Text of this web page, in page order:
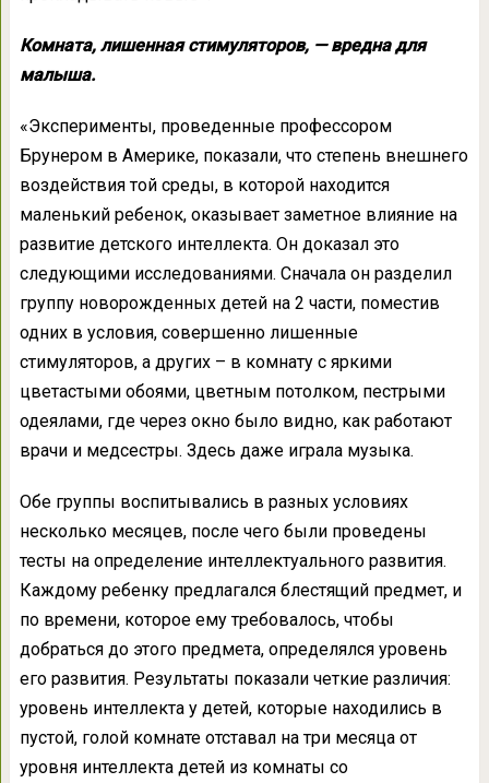
Комната, лишенная стимуляторов, — вредна для
малыша.
«Эксперименты, проведенные профессором
Брунером в Америке, показали, что степень внешнего
воздействия той среды, в которой находится
маленький ребенок, оказывает заметное влияние на
развитие детского интеллекта. Он доказал это
следующими исследованиями. Сначала он разделил
группу новорожденных детей на 2 части, поместив
одних в условия, совершенно лишенные
стимуляторов, а других – в комнату с яркими
цветастыми обоями, цветным потолком, пестрыми
одеялами, где через окно было видно, как работают
врачи и медсестры. Здесь даже играла музыка.
Обе группы воспитывались в разных условиях
несколько месяцев, после чего были проведены
тесты на определение интеллектуального развития.
Каждому ребенку предлагался блестящий предмет, и
по времени, которое ему требовалось, чтобы
добраться до этого предмета, определялся уровень
его развития. Результаты показали четкие различия:
уровень интеллекта у детей, которые находились в
пустой, голой комнате отставал на три месяца от
уровня интеллекта детей из комнаты со